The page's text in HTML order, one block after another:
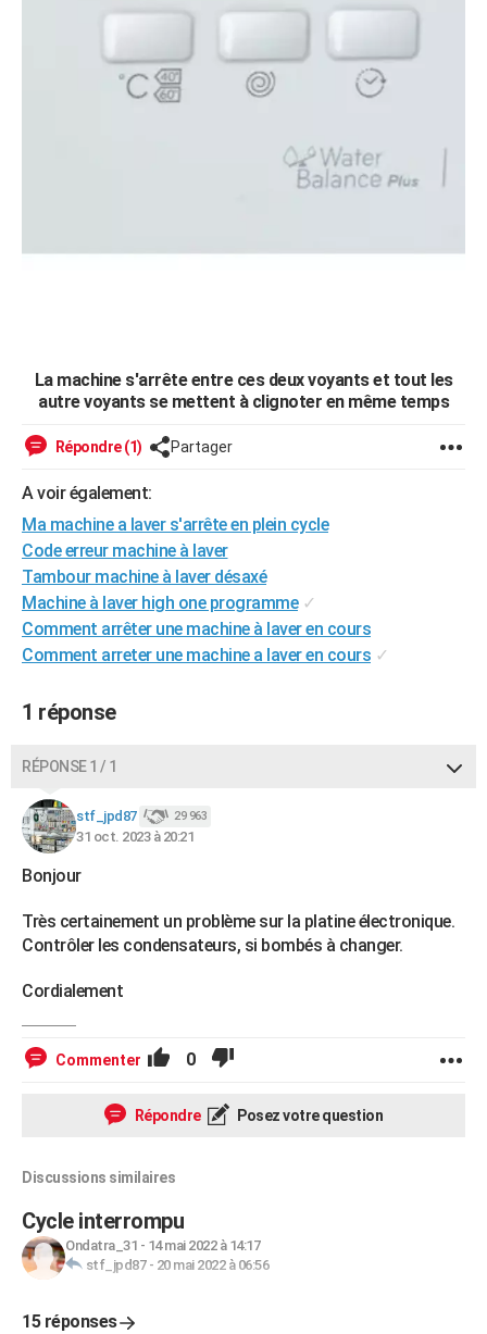
La machine s'arrête entre ces deux voyants et tout les
autre voyants se mettent à clignoter en même temps
Répondre (1) Partager
A voir également:
Ma machine a laver s'arrête en plein cycle
Code erreur machine à laver
Tambour machine à laver désaxé
Machine à laver high one programme ✓
Comment arrêter une machine à laver en cours
Comment arreter une machine a laver en cours ✓
1 réponse
RÉPONSE 1 / 1
stf_jpd87 29 963
31 oct. 2023 à 20:21
Bonjour
Très certainement un problème sur la platine électronique.
Contrôler les condensateurs, si bombés à changer.
Cordialement
Commenter 0
Répondre Posez votre question
Discussions similaires
Cycle interrompu
Ondatra_31 - 14 mai 2022 à 14:17
stf_jpd87- 20 mai 2022 à 06:56
15 réponses